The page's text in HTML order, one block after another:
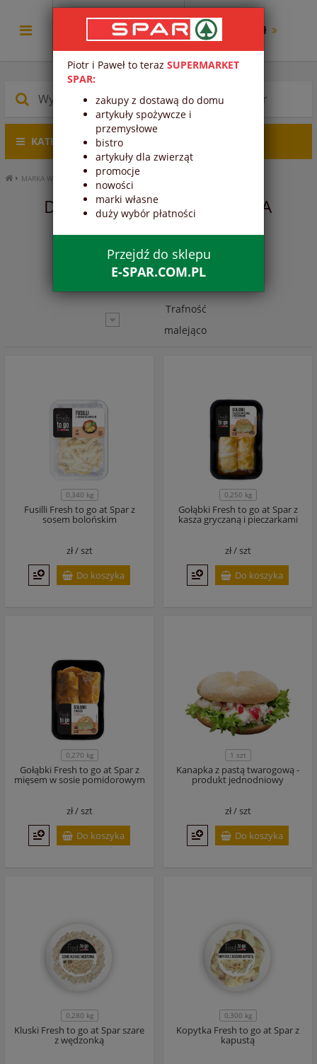
0.00 zł
KATEGORIE PRODUKTÓW
MARKA WŁASNA SPAR DANIA GOTOWE
DANIA GOTOWE - MARKA
WŁASNA SPAR
1 2
Trafność
malejąco
0,340 kg
Fusilli Fresh to go at Spar z
sosem bolońskim
zł /szt
Do koszyka
0,250 kg
Gołąbki Fresh to go at Spar z
kasza gryczaną i pieczarkami
zł /szt
Do koszyka
0,270 kg
Gołąbki Fresh to go at Spar z
mięsem w sosie pomidorowym
zł /szt
Do koszyka
1 szt
Kanapka z pastą twarogową -
produkt jednodniowy
zł /szt
Do koszyka
0,280 kg
Kluski Fresh to go at Spar szare
z wędzonką
0,300 kg
Kopytka Fresh to go at Spar z
kapustą
Piotr i Paweł to teraz SUPERMARKET
SPAR:
zakupy z dostawą do domu
artykuły spożywcze i
przemysłowe
bistro
artykuły dla zwierząt
promocje
nowości
marki własne
duży wybór płatności
Przejdź do sklepu
E-SPAR.COM.PL